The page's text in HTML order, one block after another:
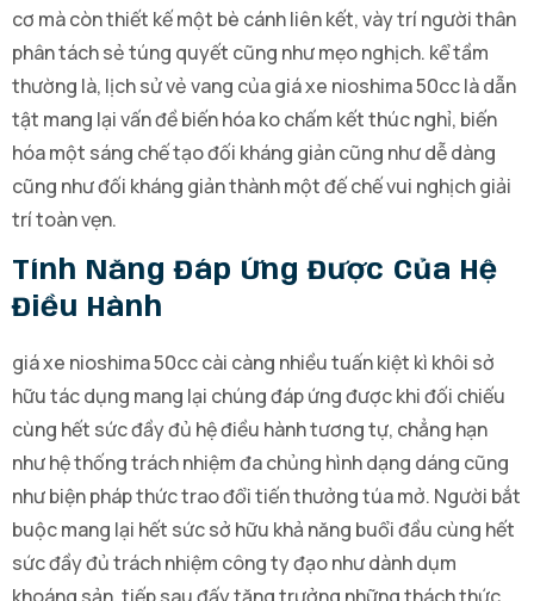
cơ mà còn thiết kế một bè cánh liên kết, vày trí người thân
phân tách sẻ túng quyết cũng như mẹo nghịch. kể tầm
thường là, lịch sử vẻ vang của giá xe nioshima 50cc là dẫn
tật mang lại vấn đề biến hóa ko chấm kết thúc nghỉ, biến
hóa một sáng chế tạo đối kháng giản cũng như dễ dàng
cũng như đối kháng giản thành một đế chế vui nghịch giải
trí toàn vẹn.
Tính Năng Đáp Ứng Được Của Hệ
Điều Hành
giá xe nioshima 50cc cài càng nhiều tuấn kiệt kì khôi sở
hữu tác dụng mang lại chúng đáp ứng được khi đối chiếu
cùng hết sức đầy đủ hệ điều hành tương tự, chẳng hạn
như hệ thống trách nhiệm đa chủng hình dạng dáng cũng
như biện pháp thức trao đổi tiến thưởng túa mở. Người bắt
buộc mang lại hết sức sở hữu khả năng buổi đầu cùng hết
sức đầy đủ trách nhiệm công ty đạo như dành dụm